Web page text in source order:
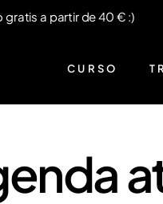
CURSO
gratis a partir de 40 € :)